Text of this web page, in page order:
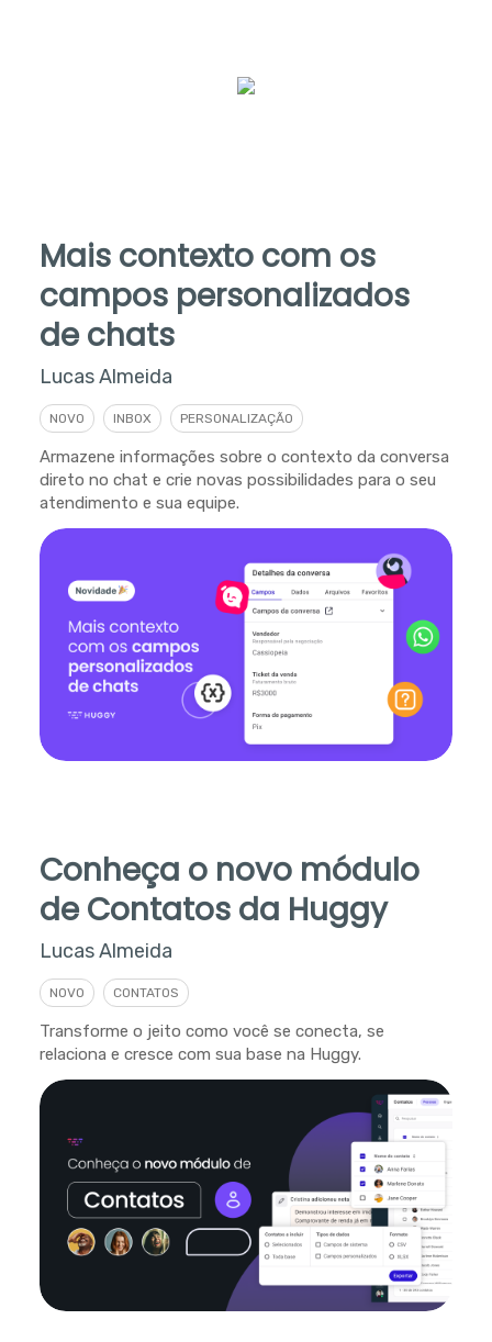
Mais contexto com os
campos personalizados
de chats
Lucas Almeida
NOVO INBOX PERSONALIZAÇÃO
Armazene informações sobre o contexto da conversa
direto no chat e crie novas possibilidades para o seu
atendimento e sua equipe.
Conheça o novo módulo
de Contatos da Huggy
Lucas Almeida
NOVO CONTATOS
Transforme o jeito como você se conecta, se
relaciona e cresce com sua base na Huggy.